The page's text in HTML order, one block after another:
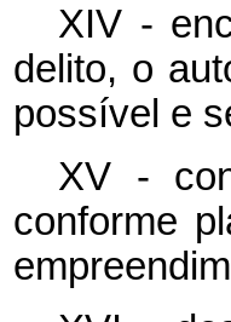
XIV -
delito, o
possível e
XV -
conforme